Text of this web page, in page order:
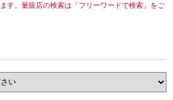
す。量販店の検索は「フリーワードで検索」をご